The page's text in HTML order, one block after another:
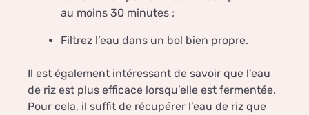
au moins 30 minutes ;
Filtrez l’eau dans un bol bien propre.
Il est également intéressant de savoir que l’eau
de riz est plus efficace lorsqu’elle est fermentée.
Pour cela, il suffit de récupérer l’eau de riz que